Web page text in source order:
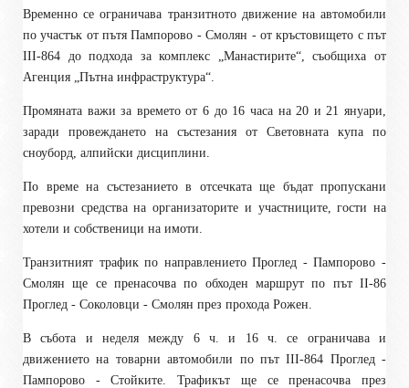
Временно се ограничава транзитното движение на автомобили
по участък от пътя Пампорово - Смолян - от кръстовището с път
III-864 до подхода за комплекс „Манастирите“, съобщиха от
Агенция „Пътна инфраструктура“.
Промяната важи за времето от 6 до 16 часа на 20 и 21 януари,
заради провеждането на състезания от Световната купа по
сноуборд, алпийски дисциплини.
По време на състезанието в отсечката ще бъдат пропускани
превозни средства на организаторите и участниците, гости на
хотели и собственици на имоти.
Транзитният трафик по направлението Проглед - Пампорово -
Смолян ще се пренасочва по обходен маршрут по път II-86
Проглед - Соколовци - Смолян през прохода Рожен.
В събота и неделя между 6 ч. и 16 ч. се ограничава и
движението на товарни автомобили по път III-864 Проглед -
Пампорово - Стойките. Трафикът ще се пренасочва през